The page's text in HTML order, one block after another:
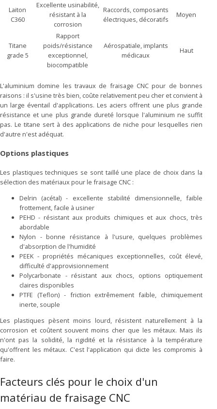
Laiton
C360
Excellente usinabilité,
résistant à la
corrosion
Raccords, composants
électriques, décoratifs
Moyen
Titane
grade 5
Rapport
poids/résistance
exceptionnel,
biocompatible
Aérospatiale, implants
médicaux
Haut
L'aluminium domine les travaux de fraisage CNC pour de bonnes
raisons : il s'usine très bien, coûte relativement peu cher et convient à
un large éventail d'applications. Les aciers offrent une plus grande
résistance et une plus grande dureté lorsque l'aluminium ne suffit
pas. Le titane sert à des applications de niche pour lesquelles rien
d'autre n'est adéquat.
Options plastiques
Les plastiques techniques se sont taillé une place de choix dans la
sélection des matériaux pour le fraisage CNC :
Delrin (acétal) - excellente stabilité dimensionnelle, faible
frottement, facile à usiner
PEHD - résistant aux produits chimiques et aux chocs, très
abordable
Nylon - bonne résistance à l'usure, quelques problèmes
d'absorption de l'humidité
PEEK - propriétés mécaniques exceptionnelles, coût élevé,
difficulté d'approvisionnement
Polycarbonate - résistant aux chocs, options optiquement
claires disponibles
PTFE (Teflon) - friction extrêmement faible, chimiquement
inerte, souple
Les plastiques pèsent moins lourd, résistent naturellement à la
corrosion et coûtent souvent moins cher que les métaux. Mais ils
n'ont pas la solidité, la rigidité et la résistance à la température
qu'offrent les métaux. C'est l'application qui dicte les compromis à
faire.
Facteurs clés pour le choix d'un
matériau de fraisage CNC